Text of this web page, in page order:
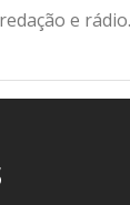
e rádio.